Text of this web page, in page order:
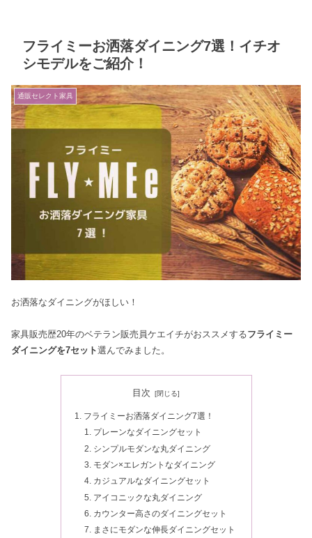
フライミーお洒落ダイニング7選！イチオ
シモデルをご紹介！
通販セレクト家具
お洒落なダイニングがほしい！
家具販売歴20年のベテラン販売員ケエイチがおススメするフライミー
ダイニングを7セット選んでみました。
目次
フライミーお洒落ダイニング7選！
プレーンなダイニングセット
シンプルモダンな丸ダイニング
モダン×エレガントなダイニング
カジュアルなダイニングセット
アイコニックな丸ダイニング
カウンター高さのダイニングセット
まさにモダンな伸長ダイニングセット